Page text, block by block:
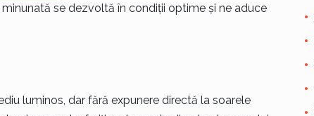
se dezvoltă în condiții optime și ne aduce
luminos, dar fără expunere directă la soarele